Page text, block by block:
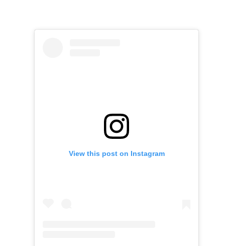
View this post on Instagram